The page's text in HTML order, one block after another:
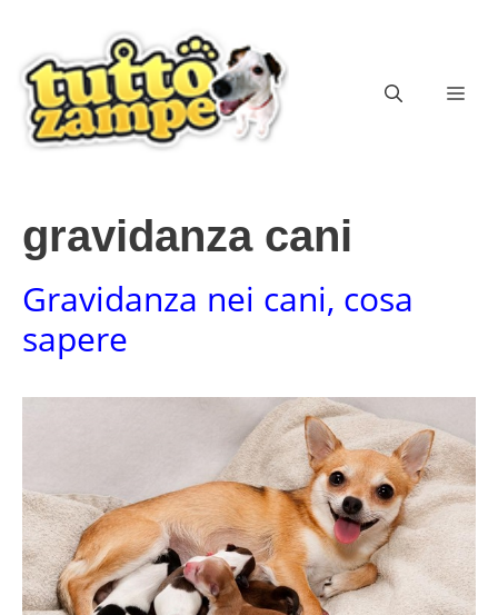
contenuto
gravidanza cani
Gravidanza nei cani, cosa
sapere